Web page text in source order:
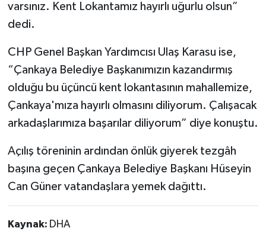
varsınız. Kent Lokantamız hayırlı uğurlu olsun”
dedi.
CHP Genel Başkan Yardımcısı Ulaş Karasu ise,
“Çankaya Belediye Başkanımızın kazandırmış
olduğu bu üçüncü kent lokantasının mahallemize,
Çankaya'mıza hayırlı olmasını diliyorum. Çalışacak
arkadaşlarımıza başarılar diliyorum” diye konuştu.
Açılış töreninin ardından önlük giyerek tezgâh
başına geçen Çankaya Belediye Başkanı Hüseyin
Can Güner vatandaşlara yemek dağıttı.
Kaynak: DHA